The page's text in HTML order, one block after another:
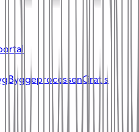
ByggeprocessenGratis